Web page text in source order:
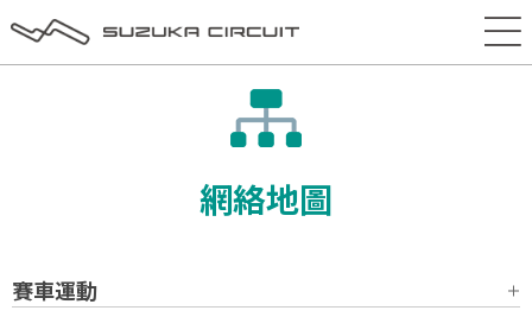
網絡地圖
賽車運動